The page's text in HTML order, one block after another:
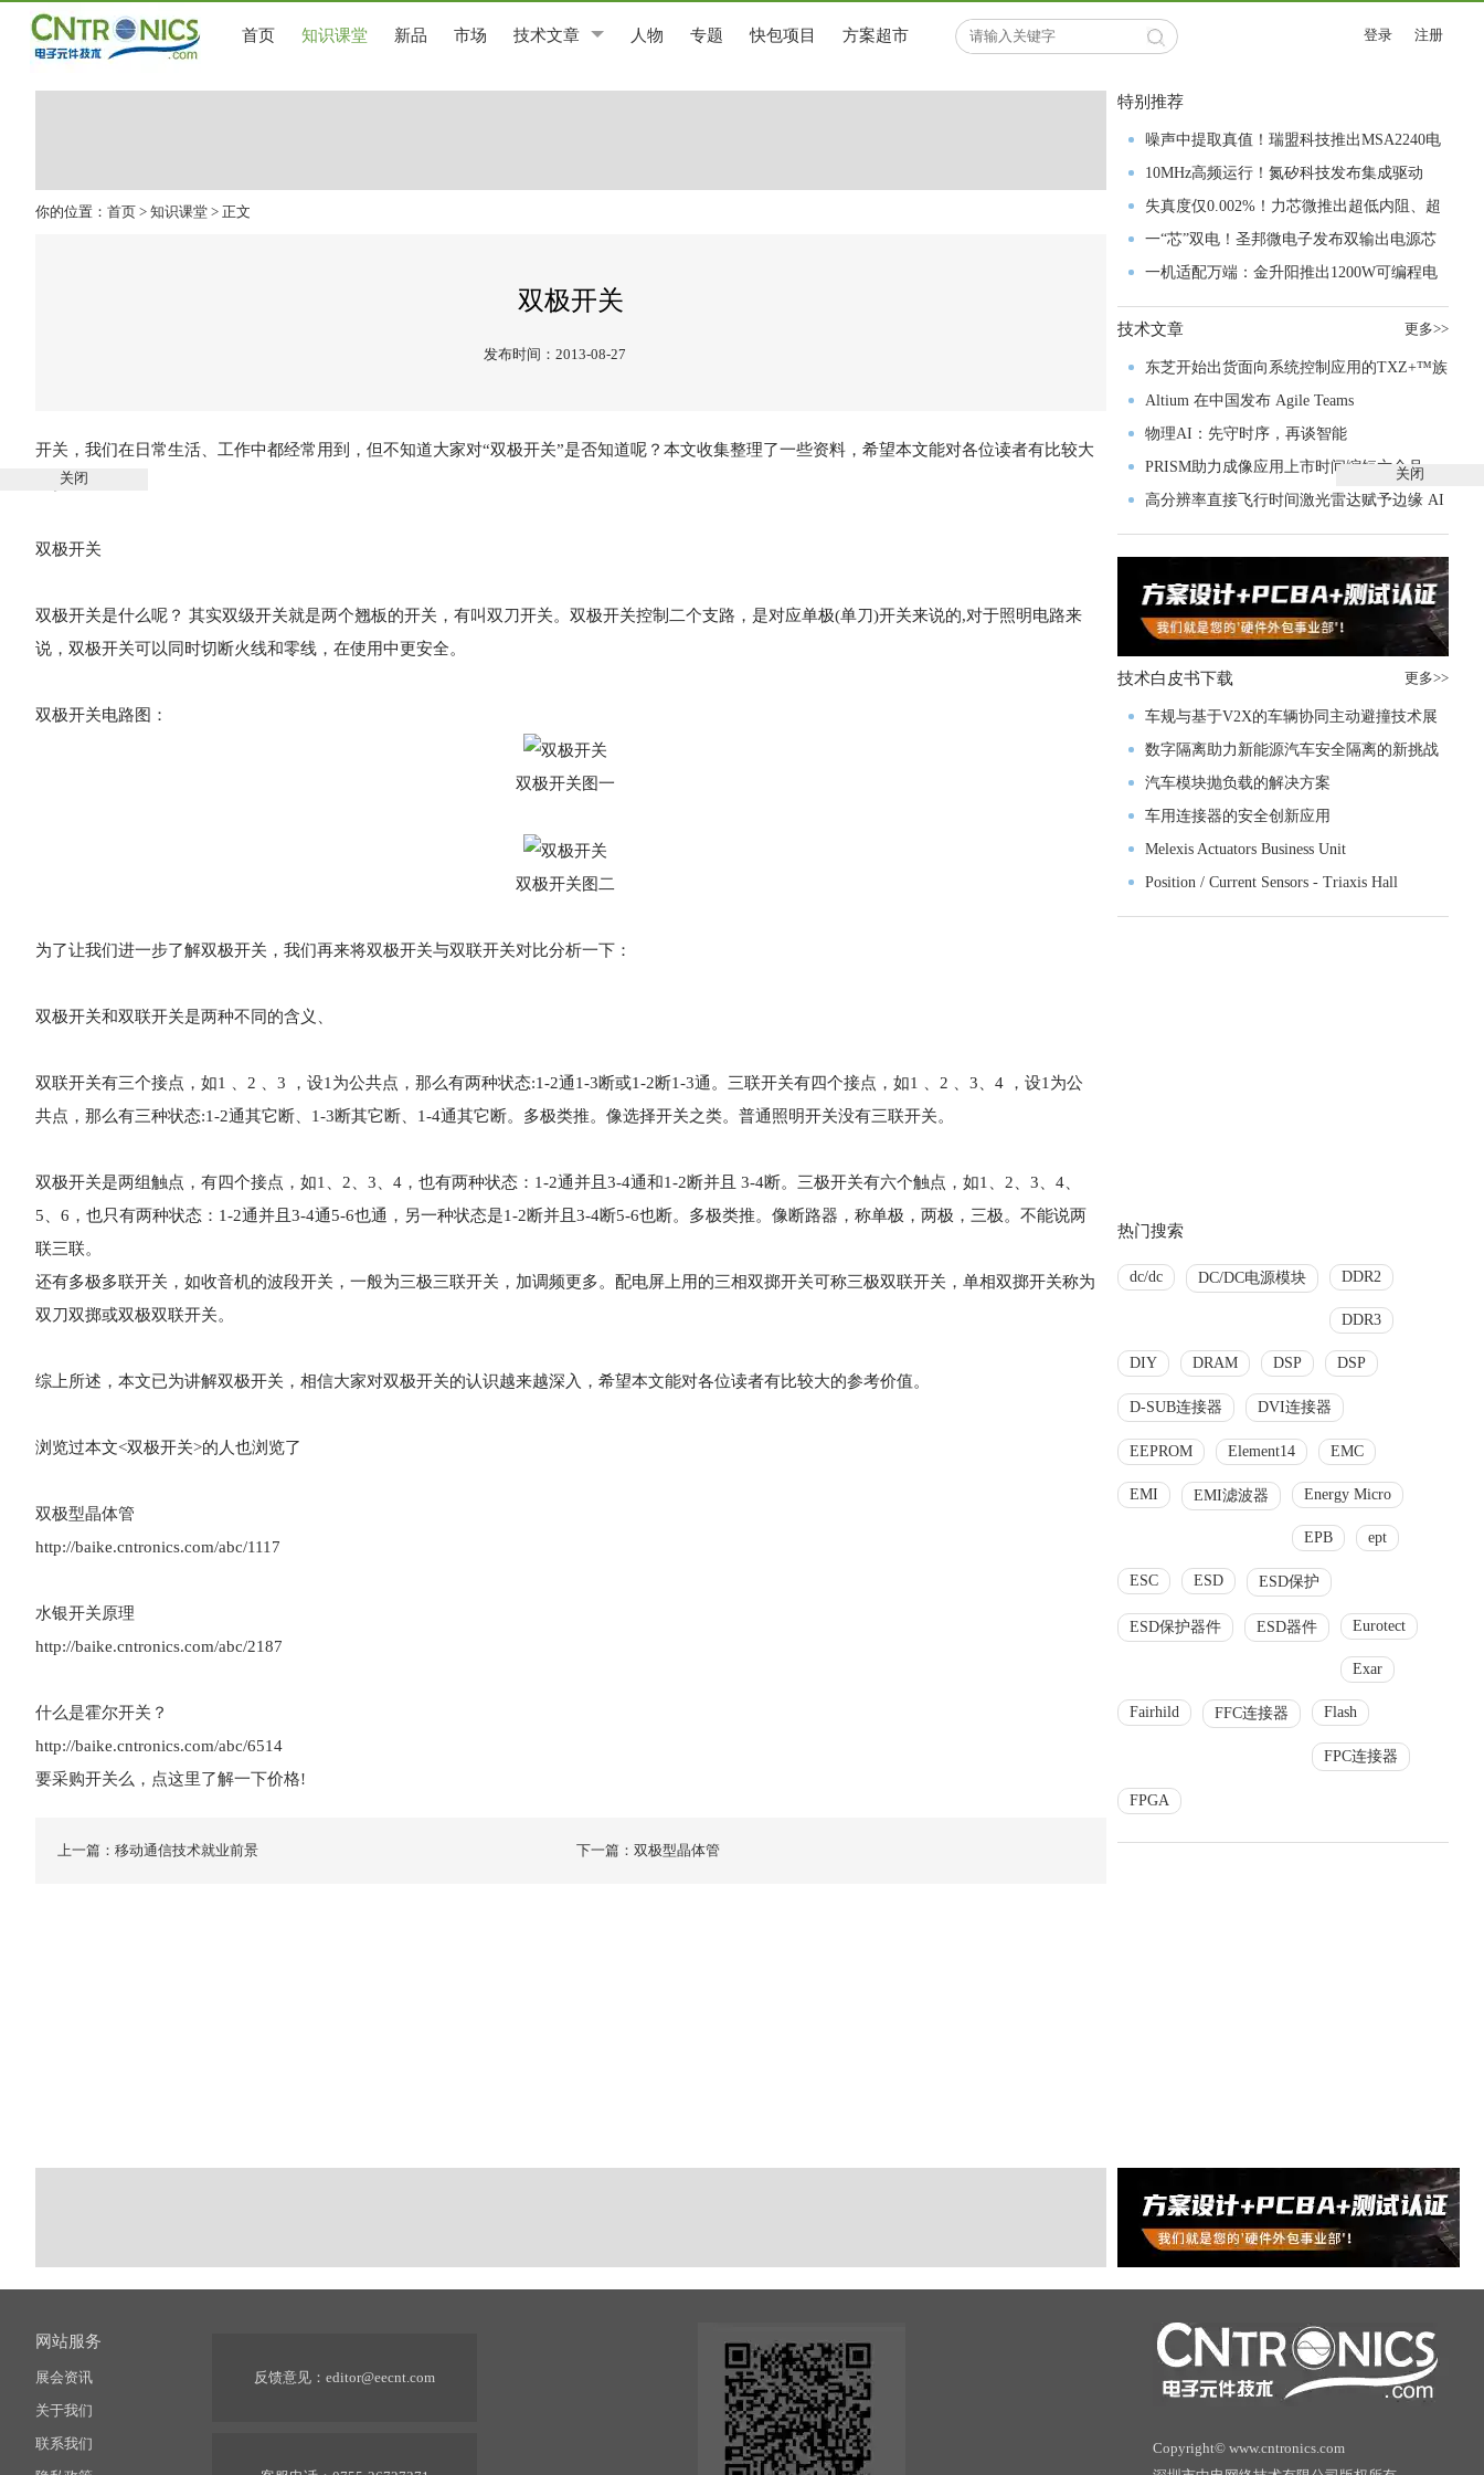
首页 知识课堂 新品 市场 技术文章 人物 专题 快包项目 方案超市 登录 注册
你的位置： 首页 > 知识课堂 > 正文
双极开关
发布时间：2013-08-27
开关 ，我们在日常生活、工作中都经常用到，但不知道大家对“双极开关”是否知道呢？本文收集整理了一些资料，希望本文能对各位读者有比较大
的参考价值。
双极开关
双极开关是什么呢？ 其实双级开关就是两个翘板的开关，有叫双刀开关。双极开关控制二个支路，是对应单极(单刀)开关来说的,对于照明电路来
说，双极开关可以同时切断火线和零线，在使用中更安全。
双极开关电路图：
双极开关图一
双极开关图二
为了让我们进一步了解双极开关，我们再来将双极开关与双联开关对比分析一下：
双极开关和双联开关是两种不同的含义、
双联开关有三个接点，如1 、2 、3 ，设1为公共点，那么有两种状态:1-2通1-3断或1-2断1-3通。三联开关有四个接点，如1 、2 、3、4 ，设1为公
共点，那么有三种状态:1-2通其它断、1-3断其它断、1-4通其它断。多极类推。像选择开关之类。普通照明开关没有三联开关。
双极开关是两组触点，有四个接点，如1、2、3、4，也有两种状态：1-2通并且3-4通和1-2断并且 3-4断。三极开关有六个触点，如1、2、3、4、
5、6，也只有两种状态：1-2通并且3-4通5-6也通，另一种状态是1-2断并且3-4断5-6也断。多极类推。像断路器，称单极，两极，三极。不能说两
联三联。
还有多极多联开关，如收音机的波段开关，一般为三极三联开关，加调频更多。配电屏上用的三相双掷开关可称三极双联开关，单相双掷开关称为
双刀双掷或双极双联开关。
综上所述，本文已为讲解双极开关 ，相信大家对双极开关的认识越来越深入，希望本文能对各位读者有比较大的参考价值。
浏览过本文<双极开关>的人也浏览了
双极型晶体管
http://baike.cntronics.com/abc/1117
水银开关原理
http://baike.cntronics.com/abc/2187
什么是霍尔开关？
http://baike.cntronics.com/abc/6514
要采购开关么，点这里了解一下价格!
上一篇：移动通信技术就业前景 下一篇：双极型晶体管
特别推荐
噪声中提取真值！瑞盟科技推出MSA2240电
流检测芯片赋能多元高端测量场景
10MHz高频运行！氮矽科技发布集成驱动
GaN芯片，助力电源能效再攀新高
失真度仅0.002%！力芯微推出超低内阻、超
低失真4PST模拟开关
一“芯”双电！圣邦微电子发布双输出电源芯
片，简化AFE与音频设计
一机适配万端：金升阳推出1200W可编程电
源，赋能高端装备制造
技术文章 更多>>
东芝开始出货面向系统控制应用的TXZ+™族
入门级M4V组
Altium 在中国发布 Agile Teams
物理AI：先守时序，再谈智能
PRISM助力成像应用上市时间缩短六个月，
实战指南一文解读
高分辨率直接飞行时间激光雷达赋予边缘 AI
空间感知能力
技术白皮书下载 更多>>
车规与基于V2X的车辆协同主动避撞技术展
望
数字隔离助力新能源汽车安全隔离的新挑战
汽车模块抛负载的解决方案
车用连接器的安全创新应用
Melexis Actuators Business Unit
Position / Current Sensors - Triaxis Hall
热门搜索
dc/dc DC/DC电源模块 DDR2
DDR3
DIY DRAM DSP DSP
D-SUB连接器 DVI连接器
EEPROM Element14 EMC
EMI EMI滤波器 Energy Micro
EPB ept
ESC ESD ESD保护
ESD保护器件 ESD器件 Eurotect
Exar
Fairhild FFC连接器 Flash
FPC连接器
FPGA
网站服务
展会资讯
关于我们
联系我们
反馈意见： editor@eecnt.com
Copyright© www.cntronics.com
关闭 关闭